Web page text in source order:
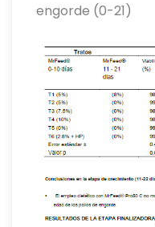
engorde (0-21)